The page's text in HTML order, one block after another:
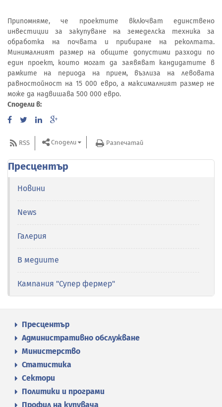
Припомняме, че проектите включват единствено
инвестиции за закупуване на земеделска техника за
обработка на почвата и прибиране на реколтата.
Минималният размер на общите допустими разходи по
един проект, които могат да заявяват кандидатите в
рамките на периода на прием, възлиза на левовата
равностойност на 15 000 евро, а максималният размер не
може да надвишава 500 000 евро.
Сподели в:
RSS Сподели Разпечатай
Пресцентър
Новини
News
Галерия
В медиите
Кампания "Супер фермер"
Пресцентър
Административно обслужване
Министерство
Статистика
Сектори
Политики и програми
Профил на купувача